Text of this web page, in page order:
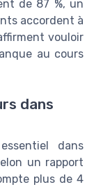
de 87 %, un
accordent à
vouloir
au cours
dans
dans
un rapport
plus de 4